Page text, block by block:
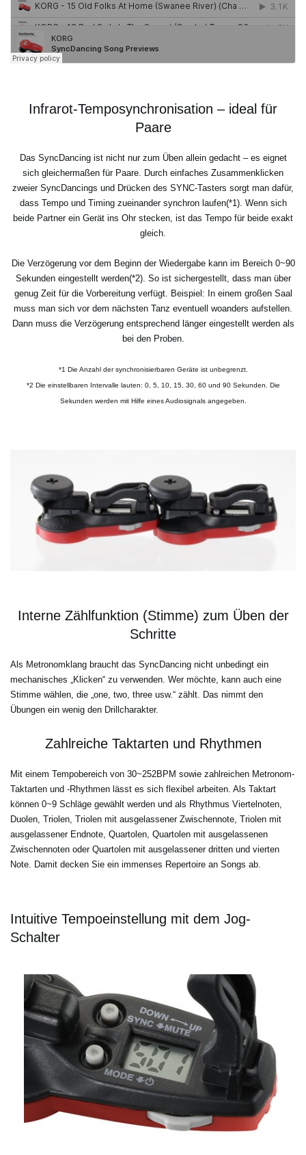
Infrarot-Temposynchronisation – ideal für
Paare
Das SyncDancing ist nicht nur zum Üben allein gedacht – es eignet
sich gleichermaßen für Paare. Durch einfaches Zusammenklicken
zweier SyncDancings und Drücken des SYNC-Tasters sorgt man dafür,
dass Tempo und Timing zueinander synchron laufen(*1). Wenn sich
beide Partner ein Gerät ins Ohr stecken, ist das Tempo für beide exakt
gleich.
Die Verzögerung vor dem Beginn der Wiedergabe kann im Bereich 0~90
Sekunden eingestellt werden(*2). So ist sichergestellt, dass man über
genug Zeit für die Vorbereitung verfügt. Beispiel: In einem großen Saal
muss man sich vor dem nächsten Tanz eventuell woanders aufstellen.
Dann muss die Verzögerung entsprechend länger eingestellt werden als
bei den Proben.
*1 Die Anzahl der synchronisierbaren Geräte ist unbegrenzt.
*2 Die einstellbaren Intervalle lauten: 0, 5, 10, 15, 30, 60 und 90 Sekunden. Die
Sekunden werden mit Hilfe eines Audiosignals angegeben.
Interne Zählfunktion (Stimme) zum Üben der
Schritte
Als Metronomklang braucht das SyncDancing nicht unbedingt ein
mechanisches „Klicken“ zu verwenden. Wer möchte, kann auch eine
Stimme wählen, die „one, two, three usw.“ zählt. Das nimmt den
Übungen ein wenig den Drillcharakter.
Zahlreiche Taktarten und Rhythmen
Mit einem Tempobereich von 30~252BPM sowie zahlreichen Metronom-
Taktarten und -Rhythmen lässt es sich flexibel arbeiten. Als Taktart
können 0~9 Schläge gewählt werden und als Rhythmus Viertelnoten,
Duolen, Triolen, Triolen mit ausgelassener Zwischennote, Triolen mit
ausgelassener Endnote, Quartolen, Quartolen mit ausgelassenen
Zwischennoten oder Quartolen mit ausgelassener dritten und vierten
Note. Damit decken Sie ein immenses Repertoire an Songs ab.
Intuitive Tempoeinstellung mit dem Jog-
Schalter